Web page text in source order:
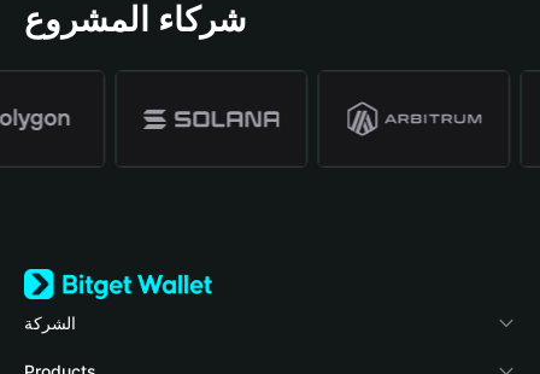
شركاء المشروع
الشركة